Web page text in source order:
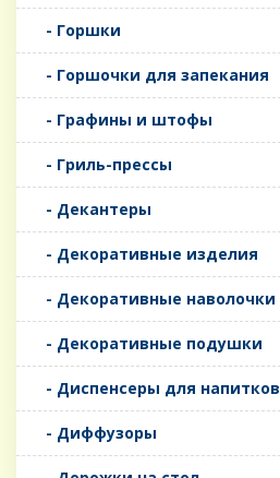
- Горшки
- Горшочки для запекания
- Графины и штофы
- Гриль-прессы
- Декантеры
- Декоративные изделия
- Декоративные наволочки
- Декоративные подушки
- Диспенсеры для напитков
- Диффузоры